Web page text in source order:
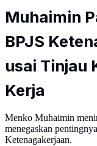
Muhaimin
BPJS
usai Tinjau
Kerja
Menko Muhaimin
menegaskan
Ketenagakerjaan.